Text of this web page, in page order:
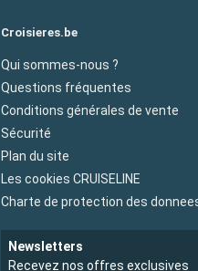
Croisieres.be
Qui sommes-nous ?
Questions fréquentes
Conditions générales de vente
Sécurité
Plan du site
Les cookies CRUISELINE
Charte de protection des
Newsletters
Recevez nos offres exclusives